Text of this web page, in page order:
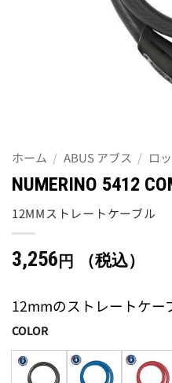
ホーム / ABUS アブス / ロ
NUMERINO 5412
12MMストレートケーブル
3,256 円 （税込）
12mmのストレートケー
COLOR